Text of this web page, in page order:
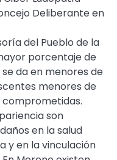
Deliberante en
del Pueblo de la
porcentaje de
da en menores de
menores de
comprometidas.
son
en la salud
y en la vinculación